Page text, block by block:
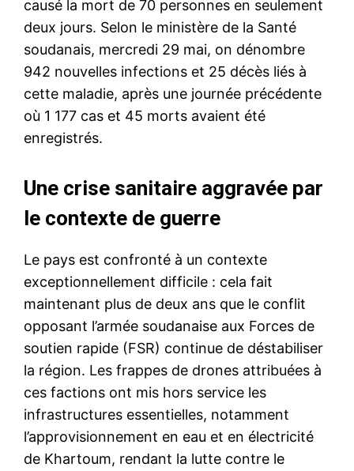
causé la mort de 70 personnes en seulement
deux jours. Selon le ministère de la Santé
soudanais, mercredi 29 mai, on dénombre
942 nouvelles infections et 25 décès liés à
cette maladie, après une journée précédente
où 1 177 cas et 45 morts avaient été
enregistrés.
Une crise sanitaire aggravée par
le contexte de guerre
Le pays est confronté à un contexte
exceptionnellement difficile : cela fait
maintenant plus de deux ans que le conflit
opposant l’armée soudanaise aux Forces de
soutien rapide (FSR) continue de déstabiliser
la région. Les frappes de drones attribuées à
ces factions ont mis hors service les
infrastructures essentielles, notamment
l’approvisionnement en eau et en électricité
de Khartoum, rendant la lutte contre le